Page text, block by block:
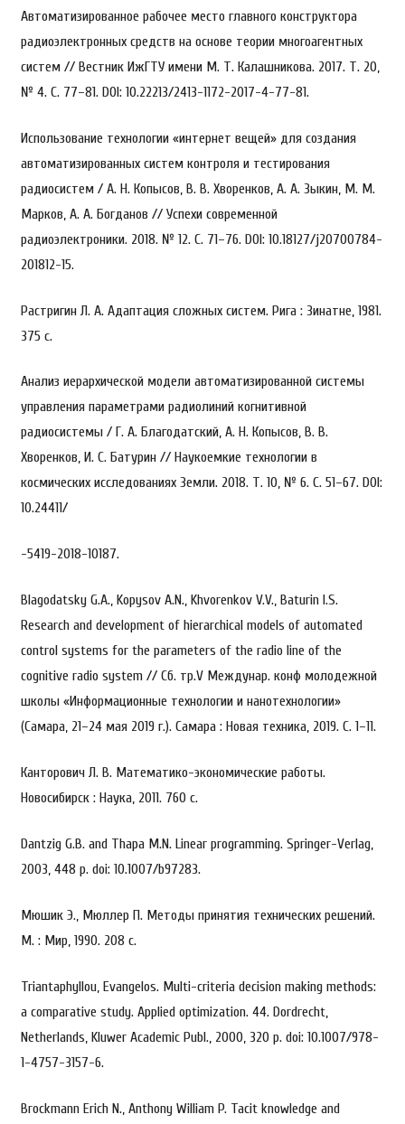
Автоматизированное рабочее место главного конструктора
радиоэлектронных средств на основе теории многоагентных
систем // Вестник ИжГТУ имени М. Т. Калашникова. 2017. Т. 20,
№ 4. С. 77–81. DOI: 10.22213/2413-1172-2017-4-77-81.
Использование технологии «интернет вещей» для создания
автоматизированных систем контроля и тестирования
радиосистем / А. Н. Копысов, В. В. Хворенков, А. А. Зыкин, М. М.
Марков, А. А. Богданов // Успехи современной
радиоэлектроники. 2018. № 12. С. 71–76. DOI: 10.18127/j20700784-
201812-15.
Растригин Л. А. Адаптация сложных систем. Рига : Зинатне, 1981.
375 с.
Анализ иерархической модели автоматизированной системы
управления параметрами радиолиний когнитивной
радиосистемы / Г. А. Благодатский, А. Н. Копысов, В. В.
Хворенков, И. С. Батурин // Наукоемкие технологии в
космических исследованиях Земли. 2018. Т. 10, № 6. С. 51–67. DOI:
10.24411/
-5419-2018-10187.
Blagodatsky G.A., Kopysov A.N., Khvorenkov V.V., Baturin I.S.
Research and development of hierarchical models of automated
control systems for the parameters of the radio line of the
cognitive radio system // Сб. тр.V Междунар. конф молодежной
школы «Информационные технологии и нанотехнологии»
(Самара, 21–24 мая 2019 г.). Самара : Новая техника, 2019. С. 1–11.
Канторович Л. В. Математико-экономические работы.
Новосибирск : Наука, 2011. 760 с.
Dantzig G.B. and Thapa M.N. Linear programming. Springer-Verlag,
2003, 448 p. doi: 10.1007/b97283.
Мюшик Э., Мюллер П. Методы принятия технических решений.
М. : Мир, 1990. 208 с.
Triantaphyllou, Evangelos. Multi-criteria decision making methods:
a comparative study. Applied optimization. 44. Dordrecht,
Netherlands, Kluwer Academic Publ., 2000, 320 p. doi: 10.1007/978-
1-4757-3157-6.
Brockmann Erich N., Anthony William P. Tacit knowledge and